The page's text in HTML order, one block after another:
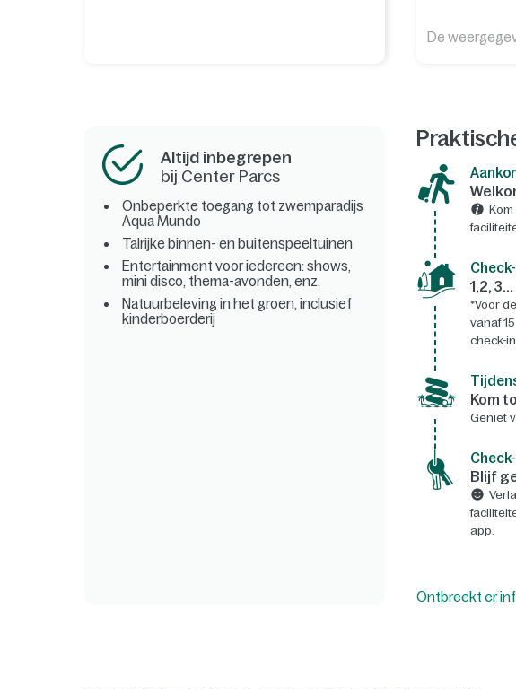
De
Altijd inbegrepen
bij Center Parcs
Onbeperkte toegang tot zwemparadijs
Aqua Mundo
Talrijke binnen- en buitenspeeltuinen
Entertainment voor iedereen: shows,
mini disco, thema-avonden, enz.
Natuurbeleving in het groen, inclusief
kinderboerderij
1,2,
*Voor
vanaf
check-
Kom
Geniet
Blijf
app.
Ontbreekt er